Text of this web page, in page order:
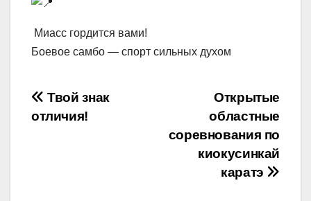
Миасс гордится вами!
Боевое самбо — спорт сильных духом
Навигация
Открытые
областные
соревнования по
киокусинкай
каратэ
Твой знак
отличия!